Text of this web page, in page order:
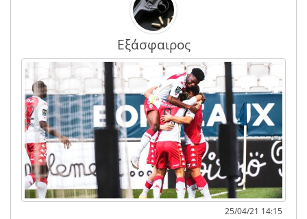
Εξάσφαιρος
25/04/21 14:15